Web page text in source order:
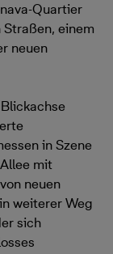
Quartier
einem
neuen
in Szene
mit
neuen
weiterer Weg
sich